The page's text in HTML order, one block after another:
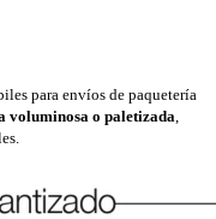
para envíos de paquetería
voluminosa o paletizada,